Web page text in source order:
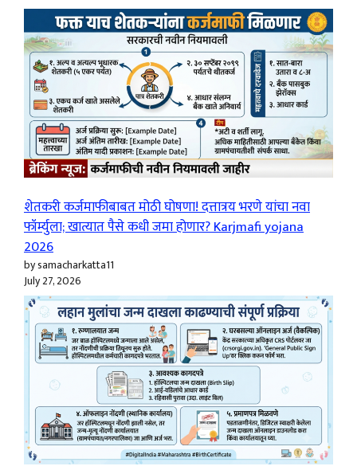
शेतकरी कर्जमाफीबाबत मोठी घोषणा! दत्तात्रय भरणे यांचा नवा
फॉर्म्युला; खात्यात पैसे कधी जमा होणार? Karjmafi yojana
2026
by samacharkatta11
July 27, 2026